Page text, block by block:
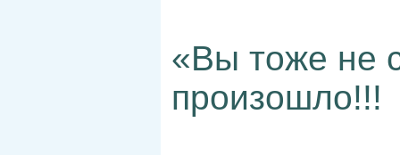
«Вы тоже не
произошло!!!